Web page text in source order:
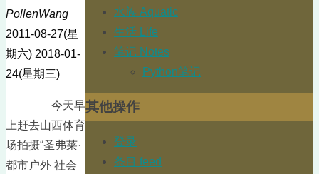
PollenWang
2011-08-27(星
期六) 2018-01-
24(星期三)
今天早
上赶去山西体育
场拍摄“圣弗莱·
都市户外 社会
水族 Aquatic
生活 Life
笔记 Notes
Python笔记
其他操作
登录
条目 feed